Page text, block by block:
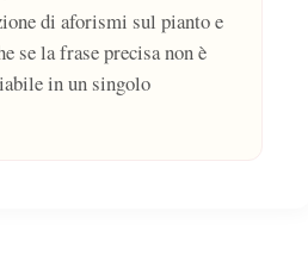
di aforismi sul pianto e
se la frase precisa non è
in un singolo